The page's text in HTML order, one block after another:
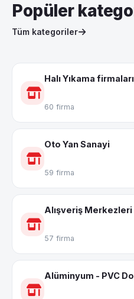
Popüler
Tüm kategoriler
Halı Yıkama
60 firma
Oto Yan Sanayi
59 firma
Alışveriş Merkezleri
57 firma
Alüminyum - PVC